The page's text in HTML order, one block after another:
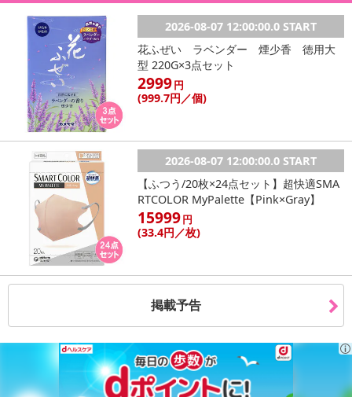
2026-08-07 12:00:00.0 START
花ふぜい ラベンダー 煙少香 徳用大
型 220G×3点セット
2999円
(999.7円／個)
2026-08-07 12:00:00.0 START
【ふつう/20枚×24点セット】超快適SMA
RTCOLOR MyPalette【Pink×Gray】
15999円
(33.4円／枚)
掲載予告